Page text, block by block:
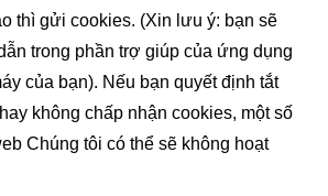
thì gửi cookies. (Xin lưu ý: bạn sẽ
trong phần trợ giúp của ứng dụng
của bạn). Nếu bạn quyết định tắt
không chấp nhận cookies, một số
Chúng tôi có thể sẽ không hoạt